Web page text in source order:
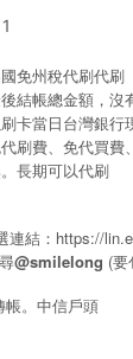
國免州稅代刷
結帳總金額，沒
卡當日台灣銀行
刷費、免代買費
長期可以代刷
連結： https://
@smilelong (要
帳。中信戶頭